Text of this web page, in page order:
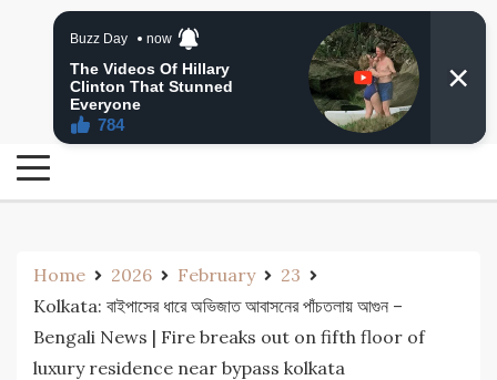
24 Ghanta Bangla News
24 Ghanta Bengali News
Home 2026 February
23
Kolkata: বাইপাসের ধারে অভিজাত আবাসনের পাঁচতলায় আগুন –
Bengali News | Fire breaks out on fifth floor of
luxury residence near bypass kolkata